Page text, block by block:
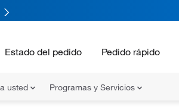
Estado del pedido Pedido rápido
usted Programas y Servicios